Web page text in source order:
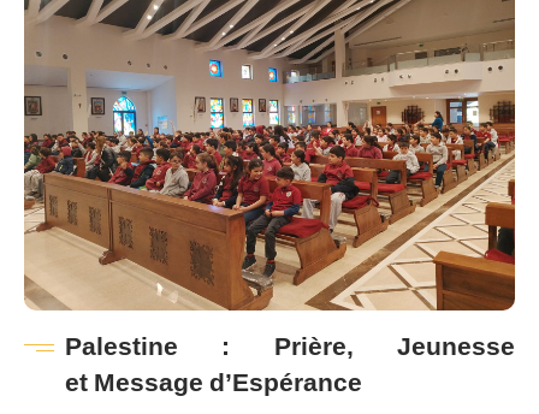
Palestine : Prière, Jeunesse
et Message d’Espérance